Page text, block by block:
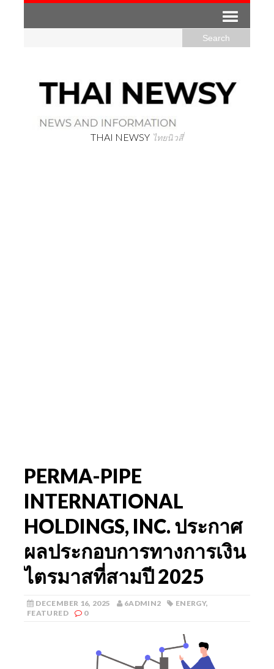
THAI NEWSY ไทยนิวสี่
PERMA-PIPE
INTERNATIONAL
HOLDINGS, INC. ประกาศ
ผลประกอบการทางการเงิน
ไตรมาสที่สามปี 2025
DECEMBER 16, 2025 6ADMIN2 ENERGY,
FEATURED
0